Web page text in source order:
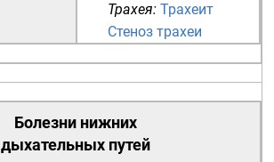
Трахея: Трахеит
Стеноз трахеи
Болезни нижних
дыхательных путей